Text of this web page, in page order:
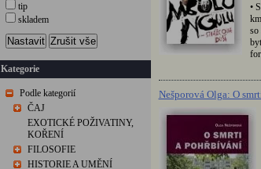
tip
skladem
Nastavit Zrušit vše
Kategorie
Podle kategorií
ČAJ
EXOTICKÉ POŽIVATINY,
KOŘENÍ
FILOSOFIE
HISTORIE A UMĚNÍ
•
so
Nešporová Olga: O